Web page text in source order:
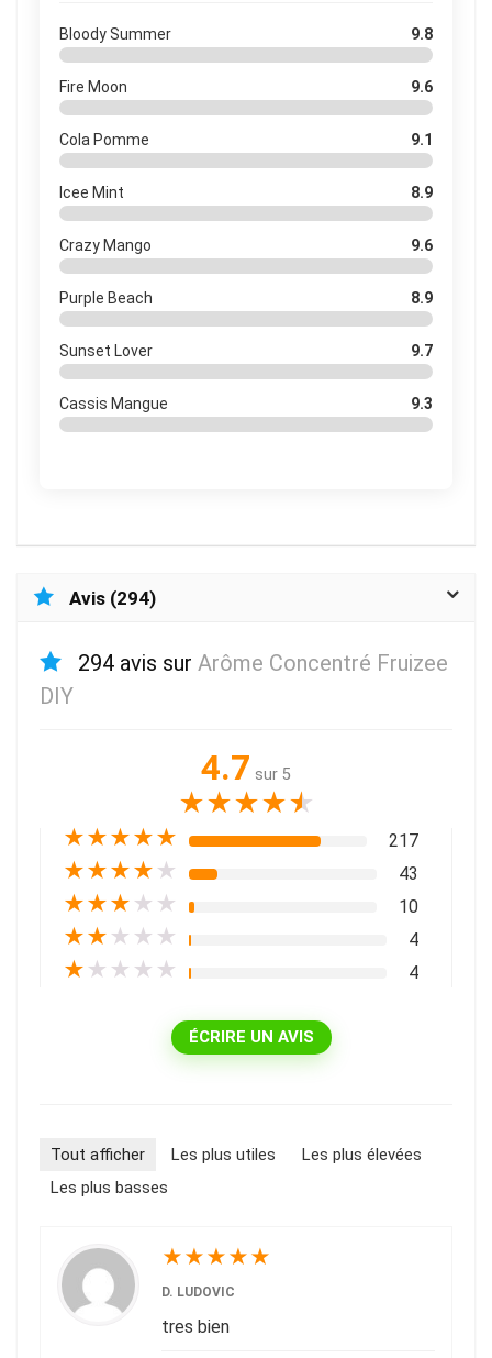
Bloody Summer 9.8
Fire Moon 9.6
Cola Pomme 9.1
Icee Mint 8.9
Crazy Mango 9.6
Purple Beach 8.9
Sunset Lover 9.7
Cassis Mangue 9.3
Avis (294)
294 avis sur Arôme Concentré Fruizee
DIY
4.7 sur 5
★★★★★
★★★★★ 217
★★★★ ★ 43
★★★ ★ ★ 10
★★ ★ ★ ★ 4
★ ★ ★ ★ ★ 4
ÉCRIRE UN AVIS
Tout afficher Les plus utiles
Les plus élevées
Les plus basses
★★★★★
D. LUDOVIC
tres bien